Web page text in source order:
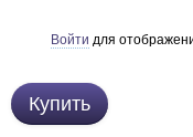
Войти для
Купить